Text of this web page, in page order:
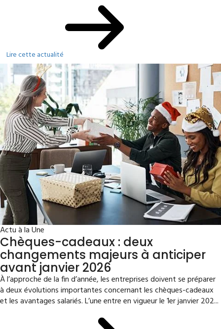
Lire cette actualité
Actu à la Une
Chèques-cadeaux : deux
changements majeurs à anticiper
avant janvier 2026
À l’approche de la fin d’année, les entreprises doivent se préparer
à deux évolutions importantes concernant les chèques-cadeaux
et les avantages salariés. L’une entre en vigueur le 1er janvier 202...